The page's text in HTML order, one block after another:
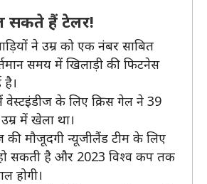
सकते हैं टेलर!
ने उम्र को एक नंबर साबित
समय में खिलाड़ी की फिटनेस
के लिए क्रिस गेल ने 39
में खेला था।
मौजूदगी न्यूजीलैंड टीम के लिए
सकती है और 2023 विश्व कप तक
होगी।